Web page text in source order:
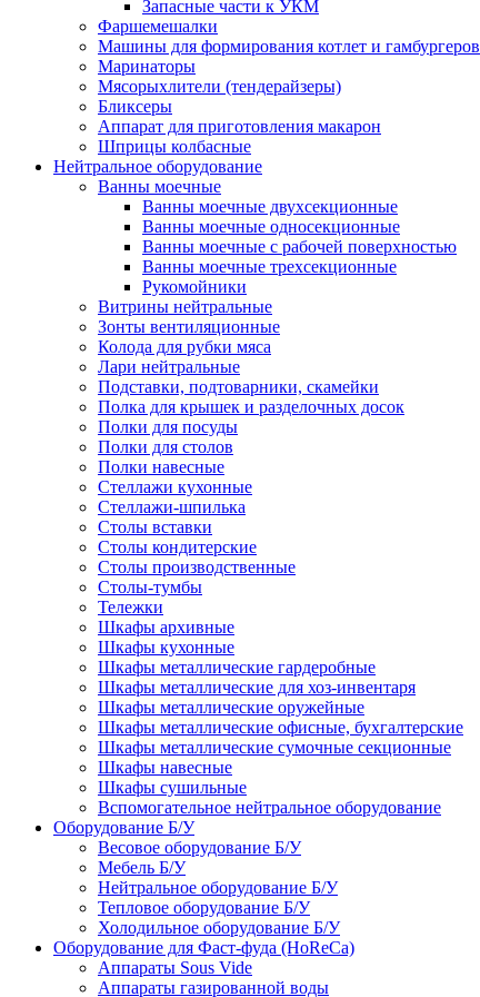
Запасные части к УКМ
Фаршемешалки
Машины для формирования котлет и гамбургеров
Маринаторы
Мясорыхлители (тендерайзеры)
Бликсеры
Аппарат для приготовления макарон
Шприцы колбасные
Нейтральное оборудование
Ванны моечные
Ванны моечные двухсекционные
Ванны моечные односекционные
Ванны моечные с рабочей поверхностью
Ванны моечные трехсекционные
Рукомойники
Витрины нейтральные
Зонты вентиляционные
Колода для рубки мяса
Лари нейтральные
Подставки, подтоварники, скамейки
Полка для крышек и разделочных досок
Полки для посуды
Полки для столов
Полки навесные
Стеллажи кухонные
Стеллажи-шпилька
Столы вставки
Столы кондитерские
Столы производственные
Столы-тумбы
Тележки
Шкафы архивные
Шкафы кухонные
Шкафы металлические гардеробные
Шкафы металлические для хоз-инвентаря
Шкафы металлические оружейные
Шкафы металлические офисные, бухгалтерские
Шкафы металлические сумочные секционные
Шкафы навесные
Шкафы сушильные
Вспомогательное нейтральное оборудование
Оборудование Б/У
Весовое оборудование Б/У
Мебель Б/У
Нейтральное оборудование Б/У
Тепловое оборудование Б/У
Холодильное оборудование Б/У
Оборудование для Фаст-фуда (HoReCa)
Аппараты Sous Vide
Аппараты газированной воды